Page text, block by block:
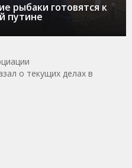
рыбаки готовятся к
путине
о текущих делах в